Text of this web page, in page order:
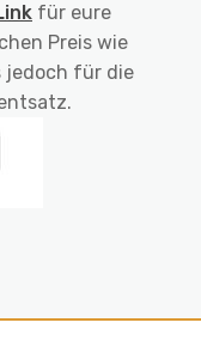
für eure
Preis wie
jedoch für die